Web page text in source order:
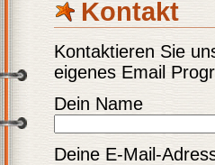
Kontakt
Kontaktieren Sie
eigenes Email
Dein Name
Deine E-Mail-